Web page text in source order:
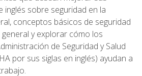
inglés sobre seguridad en la
conceptos básicos de seguridad
y explorar cómo los
de Seguridad y Salud
por sus siglas en inglés) ayudan a